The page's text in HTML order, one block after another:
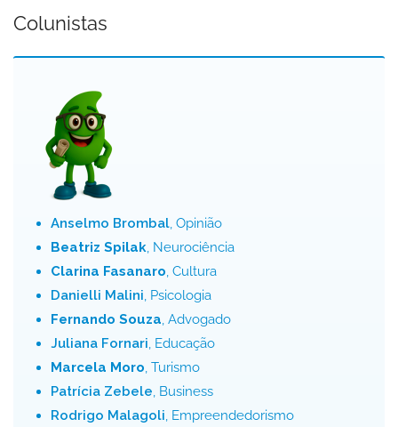
Colunistas
Anselmo Brombal, Opinião
Beatriz Spilak, Neurociência
Clarina Fasanaro, Cultura
Danielli Malini, Psicologia
Fernando Souza, Advogado
Juliana Fornari, Educação
Marcela Moro, Turismo
Patrícia Zebele, Business
Rodrigo Malagoli, Empreendedorismo